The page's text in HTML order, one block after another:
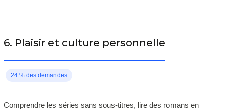
6. Plaisir et culture personnelle
24 % des demandes
Comprendre les séries sans sous-titres, lire des romans en